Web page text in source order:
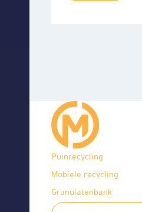
Puinrecycling
Mobiele recycling
Granulatenbank